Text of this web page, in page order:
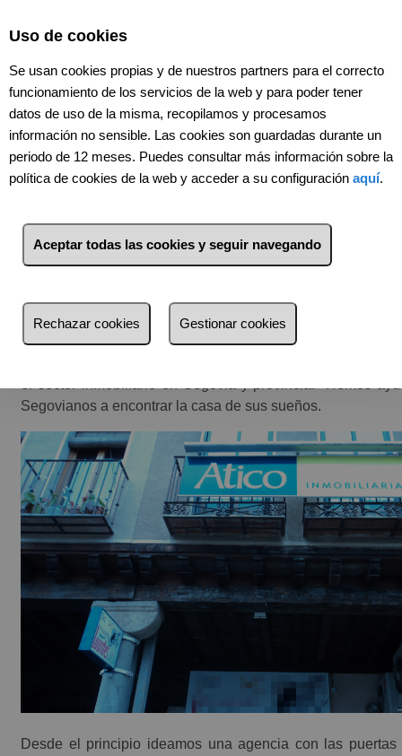
Tu inmobiliaria en Segovia
Nuestro negocio no son las casas, son las
Segovianos a encontrar la casa de sus sueños.
Desde el principio ideamos una agencia con las
Uso de cookies
Se usan cookies propias y de nuestros partners para el correcto
funcionamiento de los servicios de la web y para poder tener
datos de uso de la misma, recopilamos y procesamos
información no sensible. Las cookies son guardadas durante un
periodo de 12 meses. Puedes consultar más información sobre la
política de cookies de la web y acceder a su configuración aquí.
Aceptar todas las cookies y seguir navegando
Rechazar cookies Gestionar cookies